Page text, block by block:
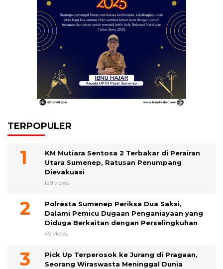
TERPOPULER
KM Mutiara Sentosa 2 Terbakar di Perairan
Utara Sumenep, Ratusan Penumpang
Dievakuasi
128 views
Polresta Sumenep Periksa Dua Saksi,
Dalami Pemicu Dugaan Penganiayaan yang
Diduga Berkaitan dengan Perselingkuhan
49 views
Pick Up Terperosok ke Jurang di Pragaan,
Seorang Wiraswasta Meninggal Dunia